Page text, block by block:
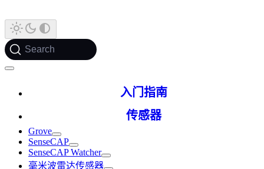
Search
入门指南
传感器
Grove
SenseCAP
SenseCAP Watcher
毫米波雷达传感器